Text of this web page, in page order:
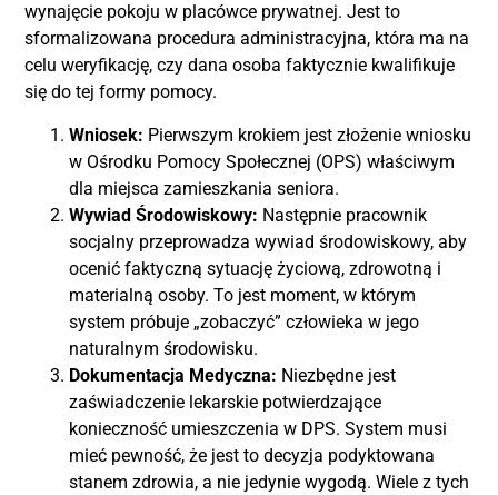
wynajęcie pokoju w placówce prywatnej. Jest to
sformalizowana procedura administracyjna, która ma na
celu weryfikację, czy dana osoba faktycznie kwalifikuje
się do tej formy pomocy.
Wniosek: Pierwszym krokiem jest złożenie wniosku
w Ośrodku Pomocy Społecznej (OPS) właściwym
dla miejsca zamieszkania seniora.
Wywiad Środowiskowy: Następnie pracownik
socjalny przeprowadza wywiad środowiskowy, aby
ocenić faktyczną sytuację życiową, zdrowotną i
materialną osoby. To jest moment, w którym
system próbuje „zobaczyć” człowieka w jego
naturalnym środowisku.
Dokumentacja Medyczna: Niezbędne jest
zaświadczenie lekarskie potwierdzające
konieczność umieszczenia w DPS. System musi
mieć pewność, że jest to decyzja podyktowana
stanem zdrowia, a nie jedynie wygodą. Wiele z tych